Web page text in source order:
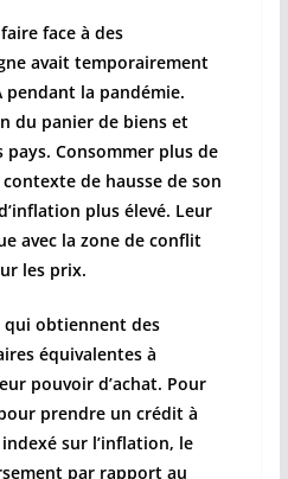
face à des
avait temporairement
pendant la pandémie.
du panier de biens et
pays. Consommer plus de
de hausse de son
plus élevé. Leur
avec la zone de conflit
les prix.
qui obtiennent des
équivalentes à
pouvoir d’achat. Pour
prendre un crédit à
sur l’inflation, le
par rapport au